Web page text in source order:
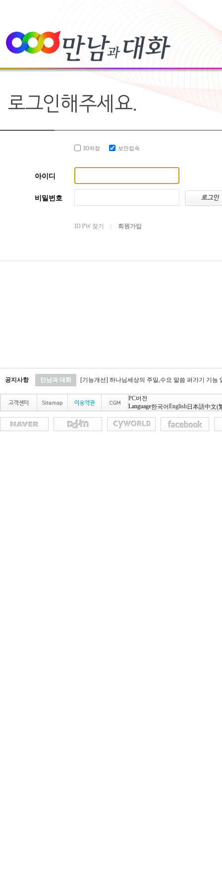
ID저장 보안접속
아이디
비밀번호
ID PW 찾기 회원가입
공지사항 만남과 대화 [기능개선] 하나님세상의 주일,수요 말씀 퍼가기 기능
PC버전
Language한국어English日本語中文(